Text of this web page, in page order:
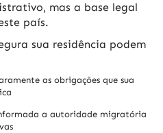
mas a base legal
país.
sua residência podem
as obrigações que sua
a autoridade migratória